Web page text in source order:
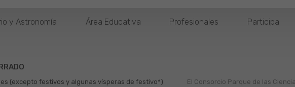
y Astronomía Área Educativa Profesionales Participa
(excepto festivos y algunas vísperas de festivo*)
El Consorcio Parque de las